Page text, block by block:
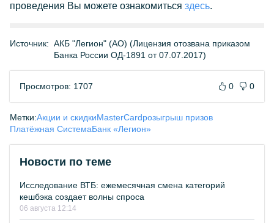
проведения Вы можете ознакомиться здесь.
Источник: АКБ "Легион" (АО) (Лицензия отозвана приказом
Банка России ОД-1891 от 07.07.2017)
Просмотров: 1707 0 0
Метки:Акции и скидкиMasterCardрозыгрыш призов
Платёжная СистемаБанк «Легион»
Новости по теме
Исследование ВТБ: ежемесячная смена категорий
кешбэка создает волны спроса
06 августа 12:14